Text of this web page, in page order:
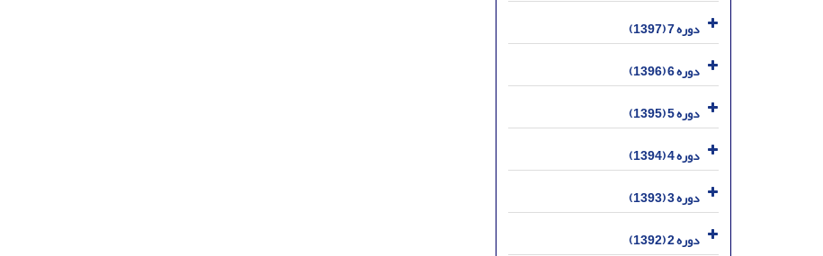
دوره 7 (1397)
دوره 6 (1396)
دوره 5 (1395)
دوره 4 (1394)
دوره 3 (1393)
دوره 2 (1392)